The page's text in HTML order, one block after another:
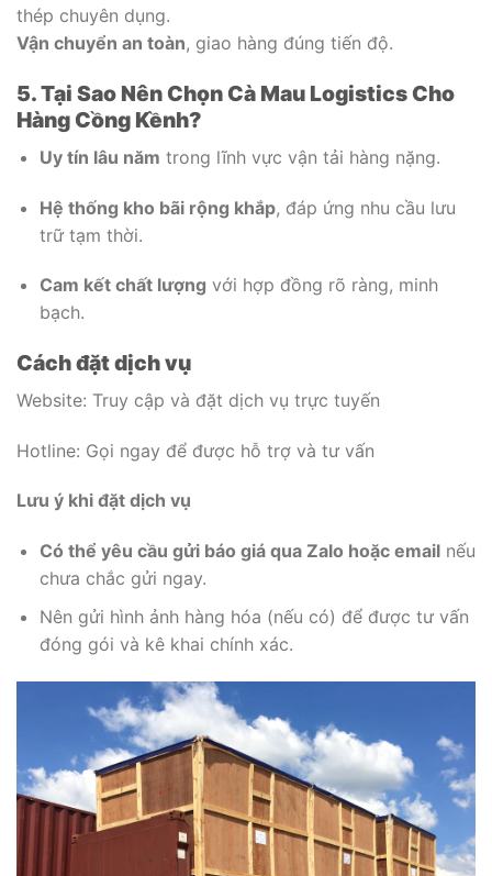
thép chuyên dụng.
Vận chuyển an toàn, giao hàng đúng tiến độ.
5. Tại Sao Nên Chọn Cà Mau Logistics Cho
Hàng Cồng Kềnh?
Uy tín lâu năm trong lĩnh vực vận tải hàng nặng.
Hệ thống kho bãi rộng khắp, đáp ứng nhu cầu lưu
trữ tạm thời.
Cam kết chất lượng với hợp đồng rõ ràng, minh
bạch.
Cách đặt dịch vụ
Website: Truy cập và đặt dịch vụ trực tuyến
Hotline: Gọi ngay để được hỗ trợ và tư vấn
Lưu ý khi đặt dịch vụ
Có thể yêu cầu gửi báo giá qua Zalo hoặc emailnếu
chưa chắc gửi ngay.
Nên gửi hình ảnh hàng hóa (nếu có) để được tư vấn
đóng gói và kê khai chính xác.